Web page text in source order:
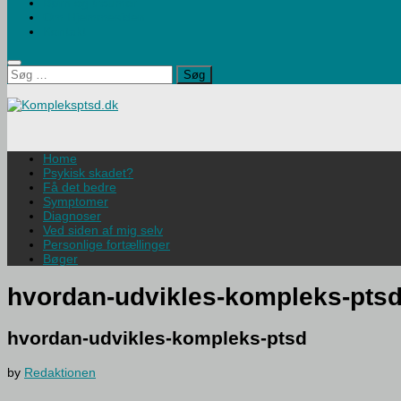
Søg
efter:
Home
Psykisk skadet?
Få det bedre
Symptomer
Diagnoser
Ved siden af mig selv
Personlige fortællinger
Bøger
hvordan-udvikles-kompleks-
hvordan-udvikles-kompleks-ptsd
by Redaktionen